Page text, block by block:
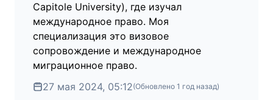
Capitole University), где изучал
международное право. Моя
специализация это визовое
сопровождение и международное
миграционное право.
27 мая 2024, 05:12(Обновлено 1 год назад)